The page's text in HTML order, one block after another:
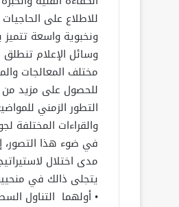
للاطلاع على
ونخبوية واسعة تتميز
وسائل الإعلام
مختلف المعالجات
للحصول على مزيد من
التطور الزمني
والقراءات المختلفة
في ضوء هذا التصور،
مدى اختلال
يتجلى ذالك في
• أولهما التناول